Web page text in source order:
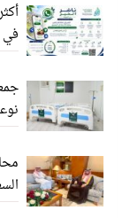
في